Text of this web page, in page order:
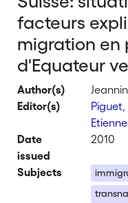
facteurs
migration en
d'Equateur
Author(s)
Editor(s)
Piguet,
Etienne
Date
issued
2010
Subjects